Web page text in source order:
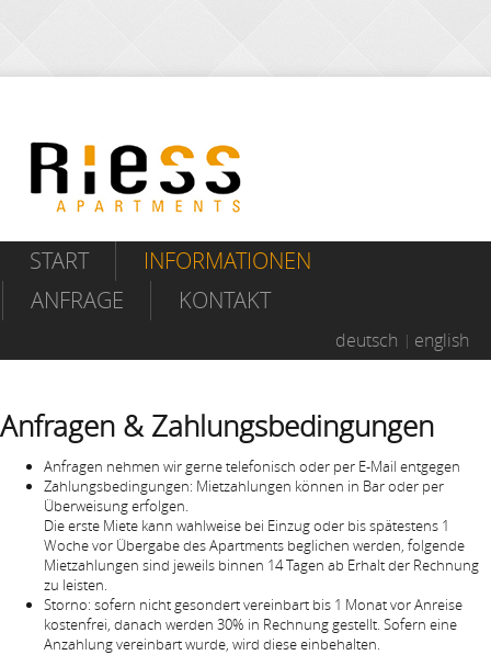
START
INFORMATIONEN
ANFRAGE
KONTAKT
deutsch english
Anfragen & Zahlungsbedingungen
Anfragen nehmen wir gerne telefonisch oder per E-Mail entgegen
Zahlungsbedingungen: Mietzahlungen können in Bar oder per
Überweisung erfolgen.
Die erste Miete kann wahlweise bei Einzug oder bis spätestens 1
Woche vor Übergabe des Apartments beglichen werden, folgende
Mietzahlungen sind jeweils binnen 14 Tagen ab Erhalt der Rechnung
zu leisten.
Storno: sofern nicht gesondert vereinbart bis 1 Monat vor Anreise
kostenfrei, danach werden 30% in Rechnung gestellt. Sofern eine
Anzahlung vereinbart wurde, wird diese einbehalten.